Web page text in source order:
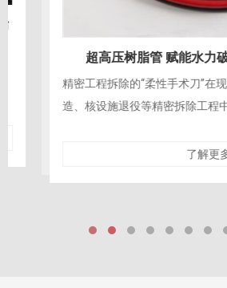
超高压树脂管 赋能水力破拆
精密工程拆除的“柔性手术刀”在现代
造、核设施退役等精密拆除工程中，
了解更多